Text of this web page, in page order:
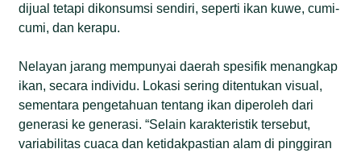
dijual tetapi dikonsumsi sendiri, seperti ikan kuwe, cumi-
cumi, dan kerapu.
Nelayan jarang mempunyai daerah spesifik menangkap
ikan, secara individu. Lokasi sering ditentukan visual,
sementara pengetahuan tentang ikan diperoleh dari
generasi ke generasi. “Selain karakteristik tersebut,
variabilitas cuaca dan ketidakpastian alam di pinggiran